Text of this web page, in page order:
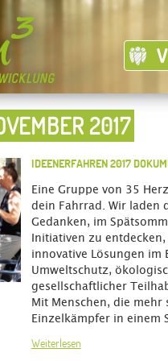
2017
IDEENERFAHREN 2017
Eine Gruppe von 35
dein Fahrrad. Wir laden
Gedanken, im
Initiativen zu
innovative Lösungen im
Umweltschutz,
gesellschaftlicher
Mit Menschen, die mehr
Einzelkämpfer in einem
Weiterlesen